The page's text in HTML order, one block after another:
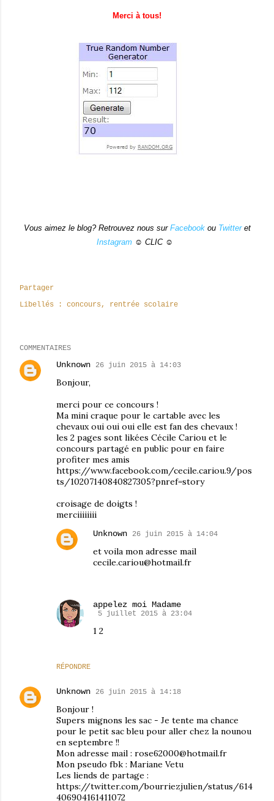
Merci à tous!
Vous aimez le blog? Retrouvez nous sur Facebookou Twitteret
Instagram☺ CLIC ☺
Partager
Libellés :
concours rentrée scolaire
COMMENTAIRES
Unknown 26 juin 2015 à 14:03
Bonjour,
merci pour ce concours !
Ma mini craque pour le cartable avec les
chevaux oui oui oui elle est fan des chevaux !
les 2 pages sont likées Cécile Cariou et le
concours partagé en public pour en faire
profiter mes amis
https://www.facebook.com/cecile.cariou.9/pos
ts/10207140840827305?pnref=story
croisage de doigts !
merciiiiiiii
RÉPONDRE
Unknown 26 juin 2015 à 14:04
et voila mon adresse mail
cecile.cariou@hotmail.fr
appelez moi Madame
5 juillet 2015 à 23:04
1 2
Unknown 26 juin 2015 à 14:18
Bonjour !
Supers mignons les sac - Je tente ma chance
pour le petit sac bleu pour aller chez la nounou
en septembre !!
Mon adresse mail : rose62000@hotmail.fr
Mon pseudo fbk : Mariane Vetu
Les liends de partage :
https://twitter.com/bourriezjulien/status/614
406904161411072